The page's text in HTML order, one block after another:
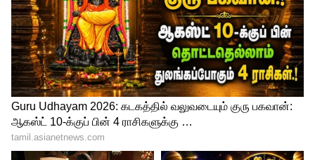
சூலம் : கிழக்கு
பரிகாரம் : தயிர்.
நேத்திரம் : 1